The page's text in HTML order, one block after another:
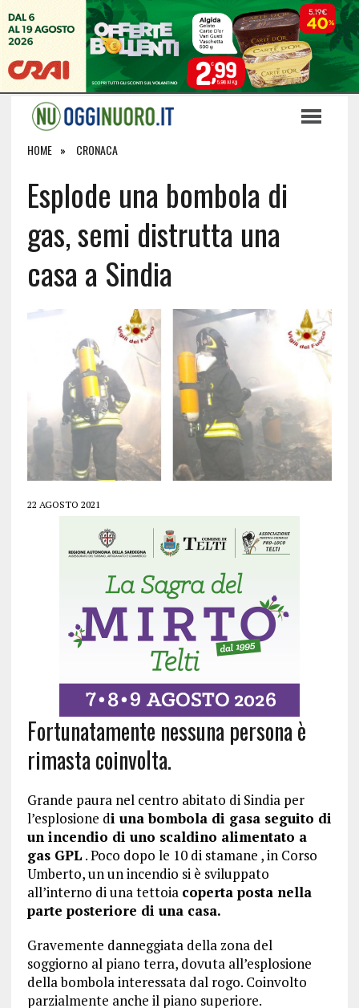
HOME CRONACA
Esplode una bombola di
gas, semi distrutta una
casa a Sindia
22 AGOSTO 2021
Fortunatamente nessuna persona è
rimasta coinvolta.
Grande paura nel centro abitato di Sindia per
l’esplosione di una bombola di gasa seguito di
un incendio di uno scaldino alimentato a
gas GPL . Poco dopo le 10 di stamane , in Corso
Umberto, un un incendio si è sviluppato
all’interno di una tettoia coperta posta nella
parte posteriore di una casa.
Gravemente danneggiata della zona del
soggiorno al piano terra, dovuta all’esplosione
della bombola interessata dal rogo. Coinvolto
parzialmente anche il piano superiore.